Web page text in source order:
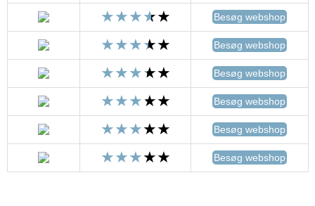
Besøg webshop
Besøg webshop
Besøg webshop
Besøg webshop
Besøg webshop
Besøg webshop